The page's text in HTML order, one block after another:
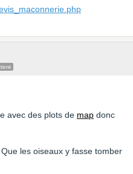
avec des plots de map donc
les oiseaux y fasse tomber